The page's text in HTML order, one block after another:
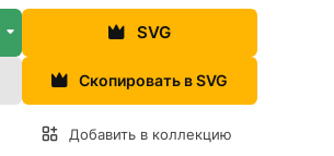
SVG
Скопировать в SVG
Добавить в коллекцию